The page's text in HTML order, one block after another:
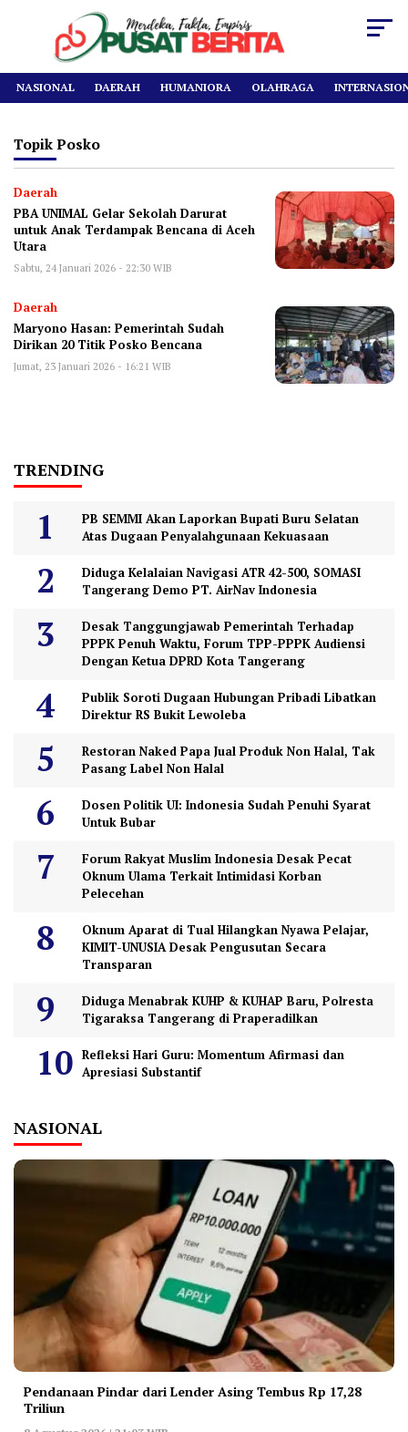
NASIONAL DAERAH HUMANIORA OLAHRAGA
Topik Posko
Daerah
PBA UNIMAL Gelar Sekolah Darurat
untuk Anak Terdampak Bencana di Aceh
Utara
Sabtu, 24 Januari 2026 - 22:30 WIB
Daerah
Maryono Hasan: Pemerintah Sudah
Dirikan 20 Titik Posko Bencana
Jumat, 23 Januari 2026 - 16:21 WIB
TRENDING
PB SEMMI Akan Laporkan Bupati Buru Selatan
Atas Dugaan Penyalahgunaan Kekuasaan
Diduga Kelalaian Navigasi ATR 42-500, SOMASI
Tangerang Demo PT. AirNav Indonesia
Desak Tanggungjawab Pemerintah Terhadap
PPPK Penuh Waktu, Forum TPP-PPPK Audiensi
Dengan Ketua DPRD Kota Tangerang
Publik Soroti Dugaan Hubungan Pribadi Libatkan
Direktur RS Bukit Lewoleba
Restoran Naked Papa Jual Produk Non Halal, Tak
Pasang Label Non Halal
Dosen Politik UI: Indonesia Sudah Penuhi Syarat
Untuk Bubar
Forum Rakyat Muslim Indonesia Desak Pecat
Oknum Ulama Terkait Intimidasi Korban
Pelecehan
Oknum Aparat di Tual Hilangkan Nyawa Pelajar,
KIMIT-UNUSIA Desak Pengusutan Secara
Transparan
Diduga Menabrak KUHP & KUHAP Baru, Polresta
Tigaraksa Tangerang di Praperadilkan
Refleksi Hari Guru: Momentum Afirmasi dan
Apresiasi Substantif
NASIONAL
Pendanaan Pindar dari Lender Asing Tembus Rp 17,28
Triliun